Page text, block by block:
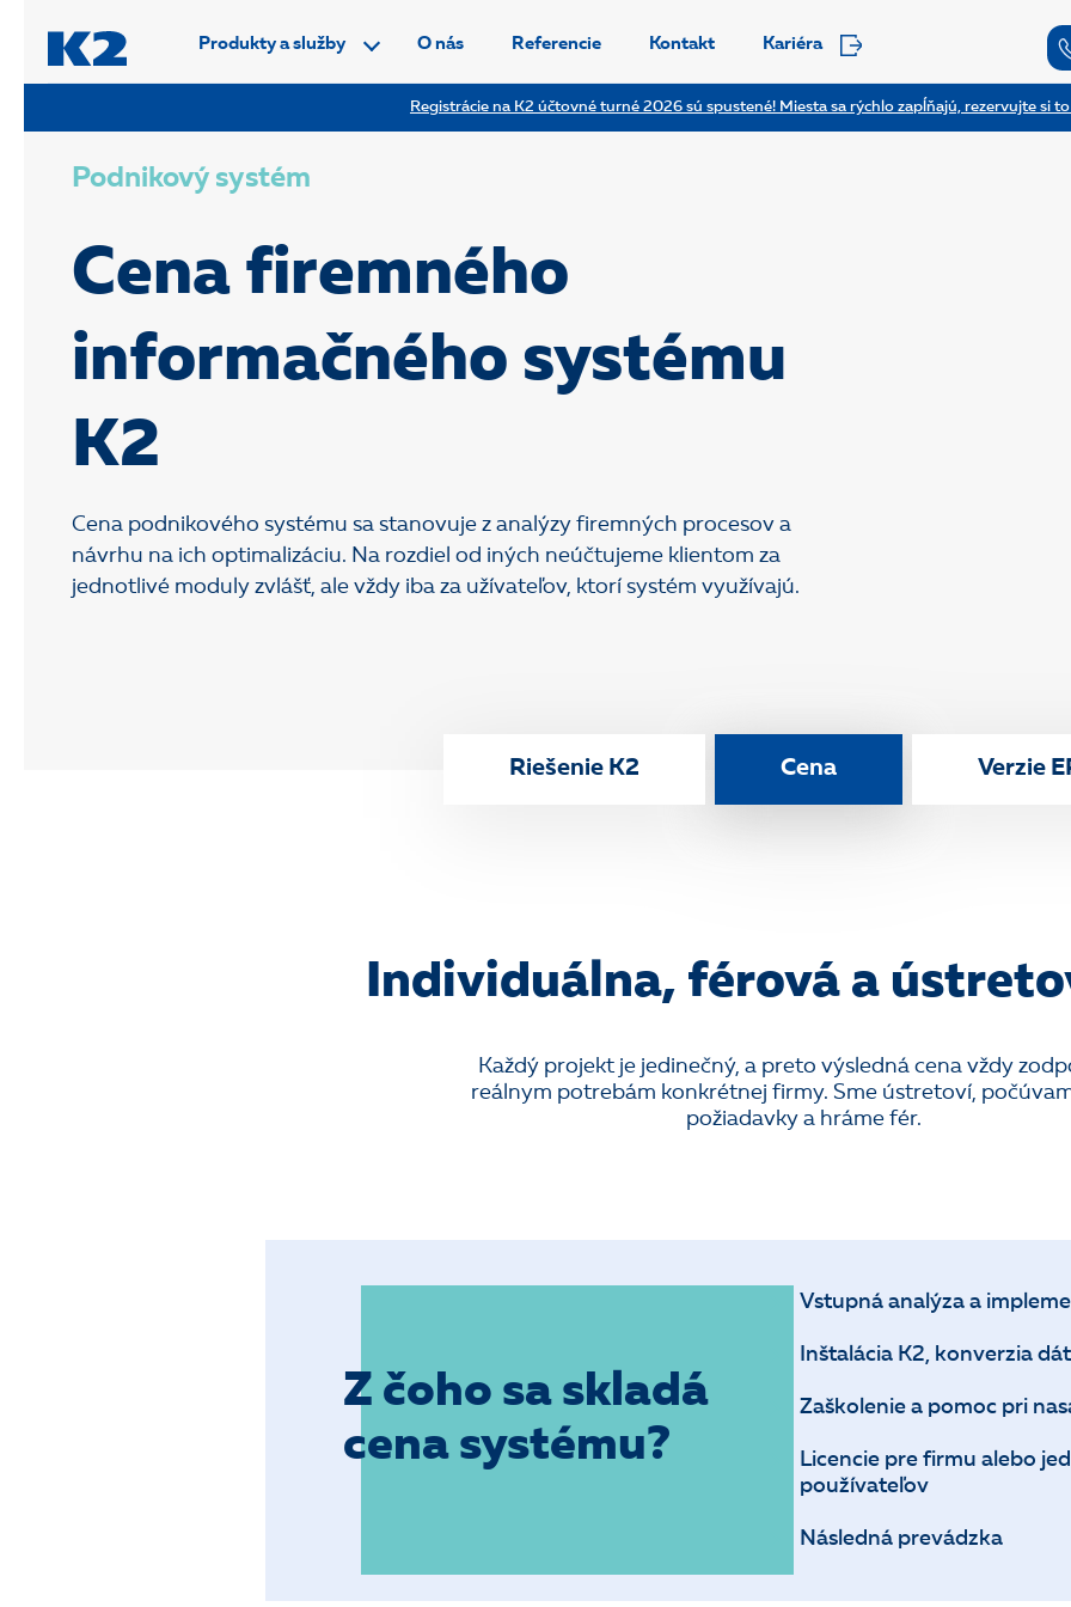
Registrácie na K2 účtovné turné 2026 sú spustené! Miesta sa rýchlo zapĺňajú, rezervujte si to
Produkty a služby O nás Referencie Kontakt Kariéra
Podnikový systém
Cena firemného
informačného systému
K2
Cena podnikového systému sa stanovuje z analýzy firemných procesov a
návrhu na ich optimalizáciu. Na rozdiel od iných neúčtujeme klientom za
jednotlivé moduly zvlášť, ale vždy iba za užívateľov, ktorí systém využívajú.
Riešenie K2 Cena Verzie
Individuálna, férová a
Každý projekt je jedinečný, a preto výsledná cena vždy
reálnym potrebám konkrétnej firmy. Sme ústretoví,
požiadavky a hráme fér.
Z čoho sa skladá
cena systému?
Vstupná analýza a
Inštalácia K2, konverzia
Zaškolenie a pomoc pri
Licencie pre firmu alebo
používateľov
Následná prevádzka